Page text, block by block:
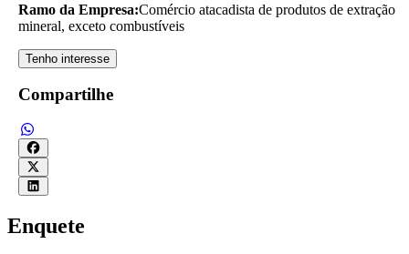
Ramo da Empresa:Comércio atacadista de produtos de extração
mineral, exceto combustíveis
Tenho interesse
Compartilhe
Enquete